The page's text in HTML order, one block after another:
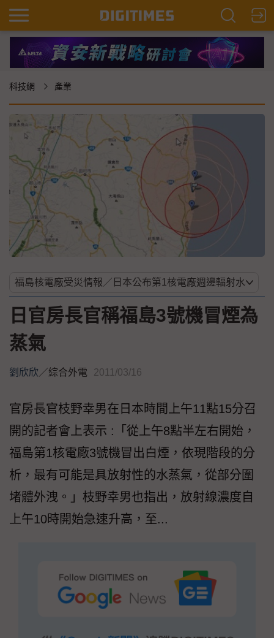
科技網 產業
日官房長官稱福島3號機冒煙為
蒸氣
劉欣欣 ／綜合外電 2011/03/16
官房長官枝野幸男在日本時間上午11點15分召
開的記者會上表示 :「從上午8點半左右開始，
福島第1核電廠3號機冒出白煙，依現階段的分
析，最有可能是具放射性的水蒸氣，從部分圍
堵體外洩。」枝野幸男也指出，放射線濃度自
上午10時開始急速升高，至...